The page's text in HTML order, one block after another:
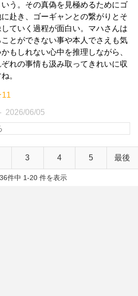
いう。その真偽を見極めるためにゴ
赴き、ゴーギャンとの繋がりとそ
ていく過程が面白い。マハさんは
ことができない事や本人でさえも気
もしれない心中を推理しながら、
れの事情も汲み取ってきれいに収
。
2026/06/05
3 4 5 最後
件中 1-20 件を表示